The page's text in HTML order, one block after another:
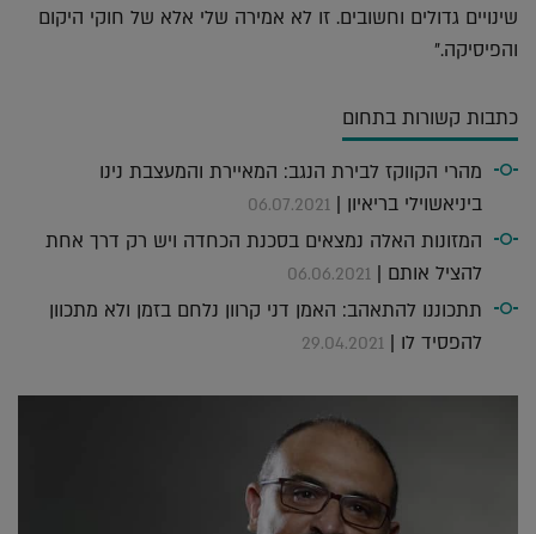
שינויים גדולים וחשובים. זו לא אמירה שלי אלא של חוקי היקום
והפיסיקה."
כתבות קשורות בתחום
מהרי הקווקז לבירת הנגב: המאיירת והמעצבת נינו
ביניאשוילי בריאיון | 06.07.2021
המזונות האלה נמצאים בסכנת הכחדה ויש רק דרך אחת
להציל אותם | 06.06.2021
תתכוננו להתאהב: האמן דני קרוון נלחם בזמן ולא מתכוון
להפסיד לו | 29.04.2021